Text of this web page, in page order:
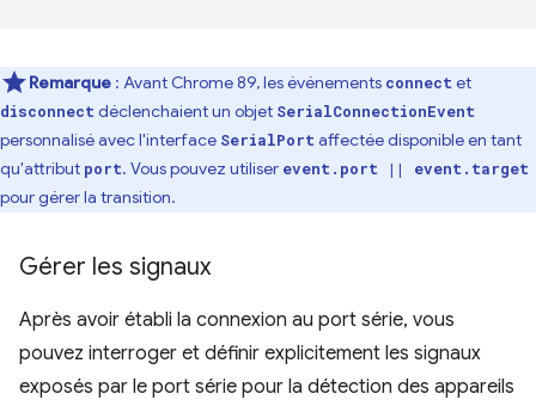
Remarque : Avant Chrome 89, les événements connect et
disconnect déclenchaient un objet SerialConnectionEvent
personnalisé avec l'interface SerialPort affectée disponible en tant
qu'attribut port. Vous pouvez utiliser event.port || event.target
pour gérer la transition.
Gérer les signaux
Après avoir établi la connexion au port série, vous
pouvez interroger et définir explicitement les signaux
exposés par le port série pour la détection des appareils